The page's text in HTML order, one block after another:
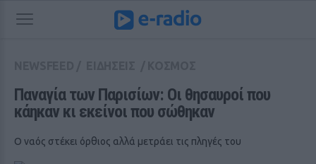
Παναγία των Παρισίων: Οι θησαυροί που
κάηκαν κι εκείνοι που σώθηκαν
Ο ναός στέκει όρθιος αλλά μετράει τις πληγές του